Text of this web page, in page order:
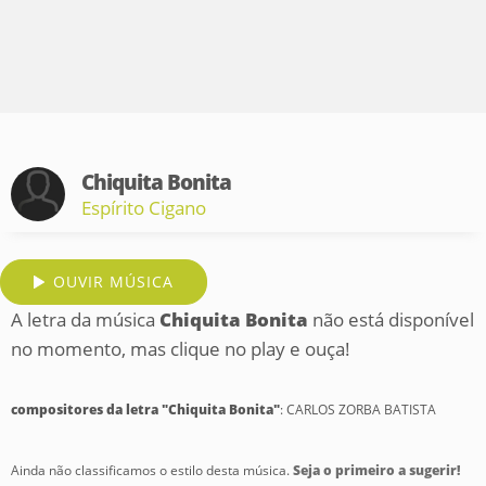
Chiquita Bonita
Espírito Cigano
OUVIR MÚSICA
A letra da música Chiquita Bonita não está disponível
no momento, mas clique no play e ouça!
compositores da letra "Chiquita Bonita": CARLOS ZORBA BATISTA
Ainda não classificamos o estilo desta música.Seja o primeiro a sugerir!